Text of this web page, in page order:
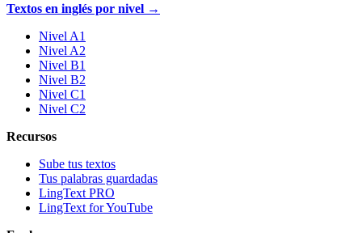
Textos en inglés por nivel →
Nivel A1
Nivel A2
Nivel B1
Nivel B2
Nivel C1
Nivel C2
Recursos
Sube tus textos
Tus palabras guardadas
LingText PRO
LingText for YouTube